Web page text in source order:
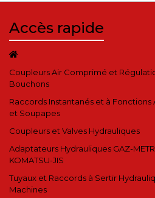
Accès rapide
Coupleurs Air Comprimé et
Bouchons
Raccords Instantanés et à
et Soupapes
Coupleurs et Valves Hydrauliques
Adaptateurs Hydrauliques GAZ-
KOMATSU-JIS
Tuyaux et Raccords à Sertir
Machines